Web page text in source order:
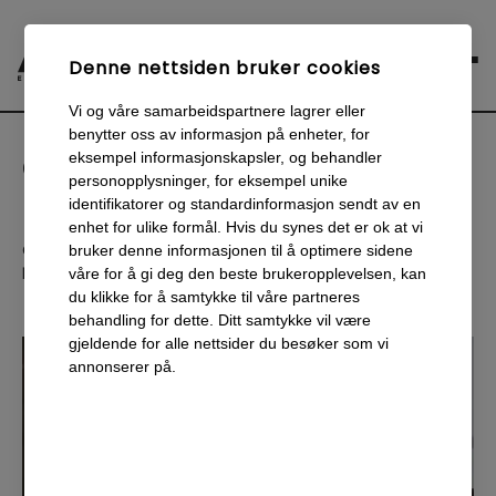
Enklere Valg er nå sertifisert
Google Partner
Enklere Valg
Ca
minutters lesing
Publisert:29 mai 2018
Denne nettsiden bruker cookies
Vi og våre samarbeidspartnere lagrer eller
benytter oss av informasjon på enheter, for
eksempel informasjonskapsler, og behandler
personopplysninger, for eksempel unike
identifikatorer og standardinformasjon sendt av en
enhet for ulike formål. Hvis du synes det er ok at vi
bruker denne informasjonen til å optimere sidene
våre for å gi deg den beste brukeropplevelsen, kan
du klikke for å samtykke til våre partneres
behandling for dette. Ditt samtykke vil være
gjeldende for alle nettsider du besøker som vi
annonserer på.